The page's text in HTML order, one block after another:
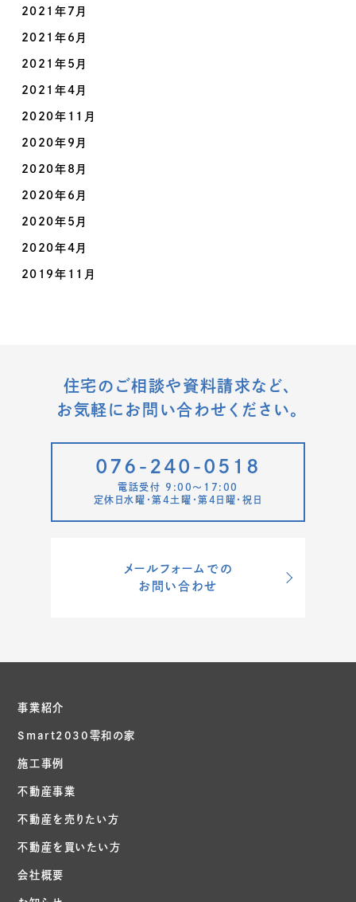
2021年7月
2021年6月
2021年5月
2021年4月
2020年11月
2020年9月
2020年8月
2020年6月
2020年5月
2020年4月
2019年11月
住宅のご相談や資料請求など、
お気軽にお問い合わせください。
076-240-0518
電話受付 9:00〜17:00
定休日水曜・第4土曜・第4日曜・祝日
メールフォームでの
お問い合わせ
事業紹介
Smart2030零和の家
施工事例
不動産事業
不動産を売りたい方
不動産を買いたい方
会社概要